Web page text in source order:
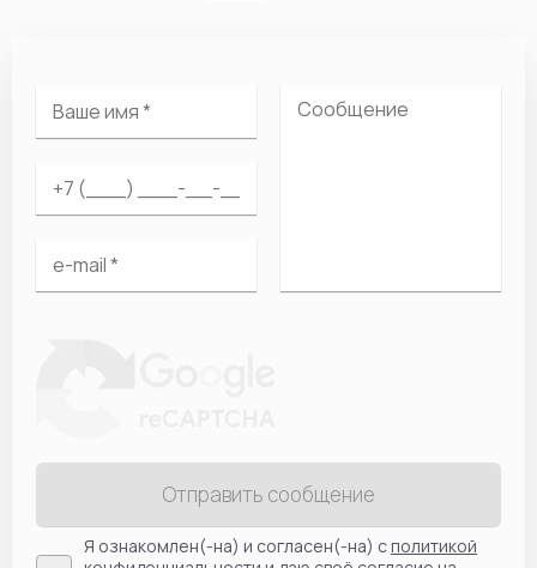
Отправить сообщение
Я ознакомлен(-на) и согласен(-на) сполитикой